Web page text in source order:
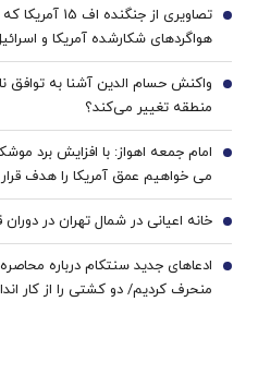
تصاویری از
هواگردهای شکارشده آمریکا و
6
واکنش حسام الدین آشنا به توافق
منطقه تغییر می‌کند؟
7
می خواهیم عمق آمریکا را هدف
تفاوت باشیم
8
خانه اعیانی در شمال تهران در 9
منحرف کردیم/ دو کشتی را از کار
10